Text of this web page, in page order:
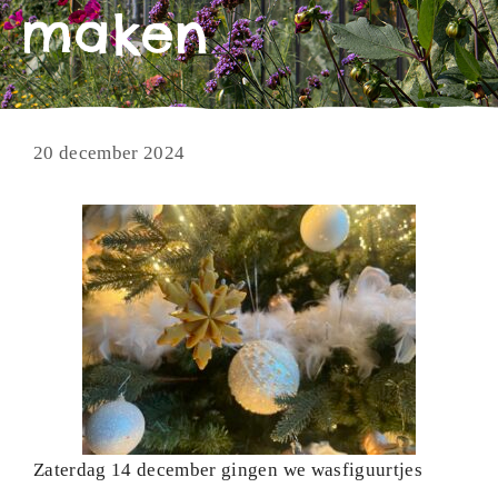
maken
20 december 2024
Zaterdag 14 december gingen we wasfiguurtjes